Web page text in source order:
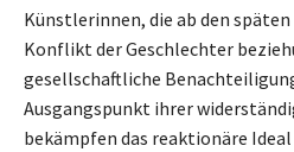
Künstlerinnen, die ab den
Konflikt der Geschlechter
gesellschaftliche
Ausgangspunkt ihrer
bekämpfen das reaktionäre